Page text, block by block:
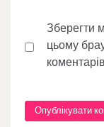
Зберегти
цьому